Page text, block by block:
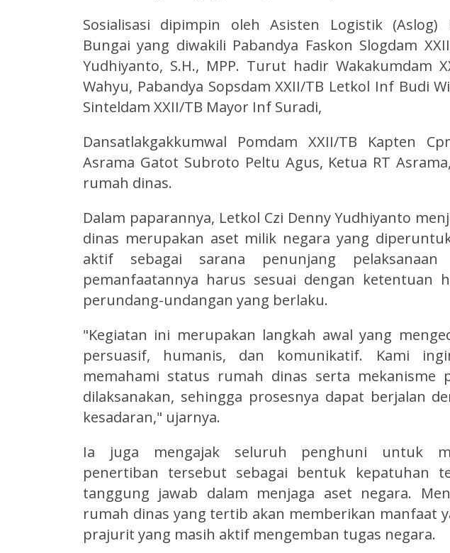
Sosialisasi dipimpin oleh Asisten Logistik (Aslog)
Bungai yang diwakili Pabandya Faskon Slogdam
Yudhiyanto, S.H., MPP. Turut hadir Wakakumdam
Wahyu, Pabandya Sopsdam XXII/TB Letkol Inf Budi
Sinteldam XXII/TB Mayor Inf Suradi,
Dansatlakgakkumwal Pomdam XXII/TB Kapten
Asrama Gatot Subroto Peltu Agus, Ketua RT
rumah dinas.
Dalam paparannya, Letkol Czi Denny Yudhiyanto
dinas merupakan aset milik negara yang
aktif sebagai sarana penunjang
pemanfaatannya harus sesuai dengan ketentuan
perundang-undangan yang berlaku.
"Kegiatan ini merupakan langkah awal yang
persuasif, humanis, dan komunikatif. Kami
memahami status rumah dinas serta mekanisme
dilaksanakan, sehingga prosesnya dapat berjalan
kesadaran," ujarnya.
Ia juga mengajak seluruh penghuni untuk
penertiban tersebut sebagai bentuk kepatuhan
tanggung jawab dalam menjaga aset negara.
rumah dinas yang tertib akan memberikan manfaat
prajurit yang masih aktif mengemban tugas negara.